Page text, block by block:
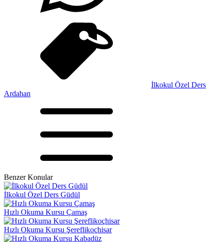
İlkokul Özel Ders
Ardahan
Benzer Konular
İlkokul Özel Ders Güdül
Hızlı Okuma Kursu Çamaş
Hızlı Okuma Kursu Şereflikoçhisar